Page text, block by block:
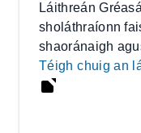
Láithreán
sholáthraíonn
shaoránaigh
Téigh chuig an